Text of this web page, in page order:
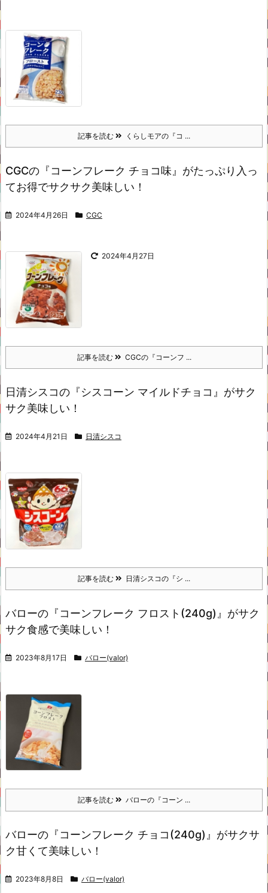
記事を読む くらしモアの『コ ...
CGCの『コーンフレーク チョコ味』がたっぷり入っ
てお得でサクサク美味しい！
2024年4月26日 CGC
2024年4月27日
記事を読む CGCの『コーンフ ...
日清シスコの『シスコーン マイルドチョコ』がサク
サク美味しい！
2024年4月21日 日清シスコ
記事を読む 日清シスコの『シ ...
バローの『コーンフレーク フロスト(240g)』がサク
サク食感で美味しい！
2023年8月17日 バロー(valor)
記事を読む バローの『コーン ...
バローの『コーンフレーク チョコ(240g)』がサクサ
ク甘くて美味しい！
2023年8月8日 バロー(valor)